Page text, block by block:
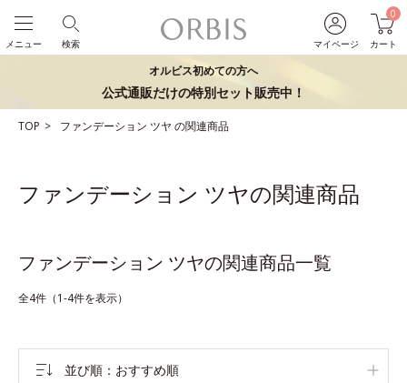
マイページ
0
カート
検索
メニュー
オルビス初めての方へ
公式通販だけの特別セット販売中！
TOP ファンデーション ツヤ の関連商品
ファンデーション ツヤの関連商品
ファンデーション ツヤの関連商品一覧
全4件（1-4件を表示）
並び順 おすすめ順